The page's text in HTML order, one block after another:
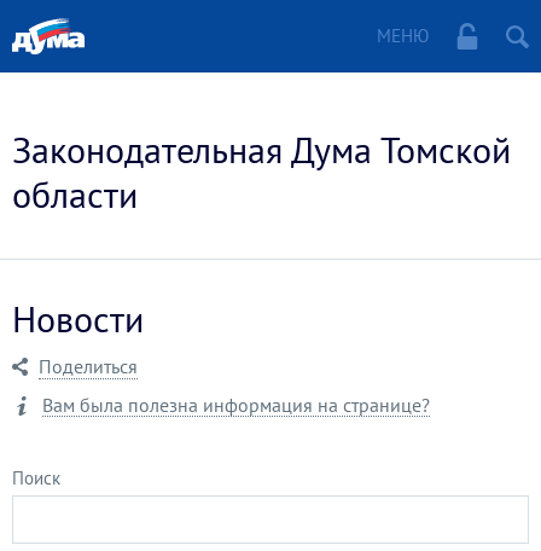
МЕНЮ
Законодательная Дума Томской
области
Новости
Поделиться
Вам была полезна информация на странице?
Поиск